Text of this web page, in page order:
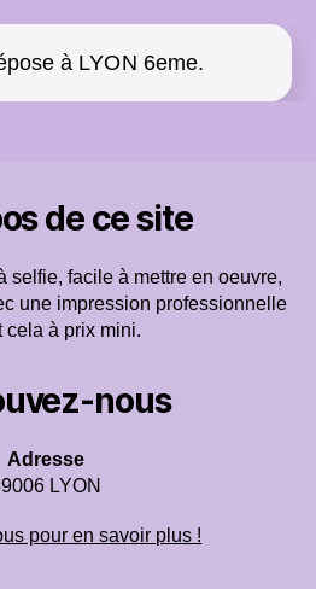
à LYON 6eme.
de ce site
selfie, facile à mettre en oeuvre,
une impression professionnelle
cela à prix mini.
nous
Adresse
LYON
pour en savoir plus !